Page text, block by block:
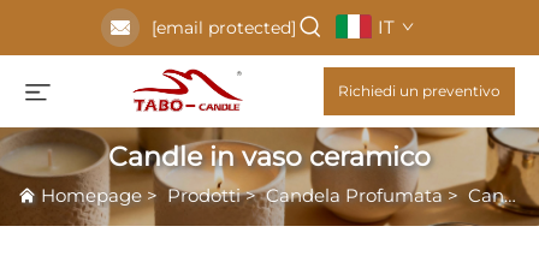
[email protected] IT
Richiedi un preventivo
Candle in vaso ceramico
Homepage > Prodotti>Candela Profumata> Candle in vaso ceramico